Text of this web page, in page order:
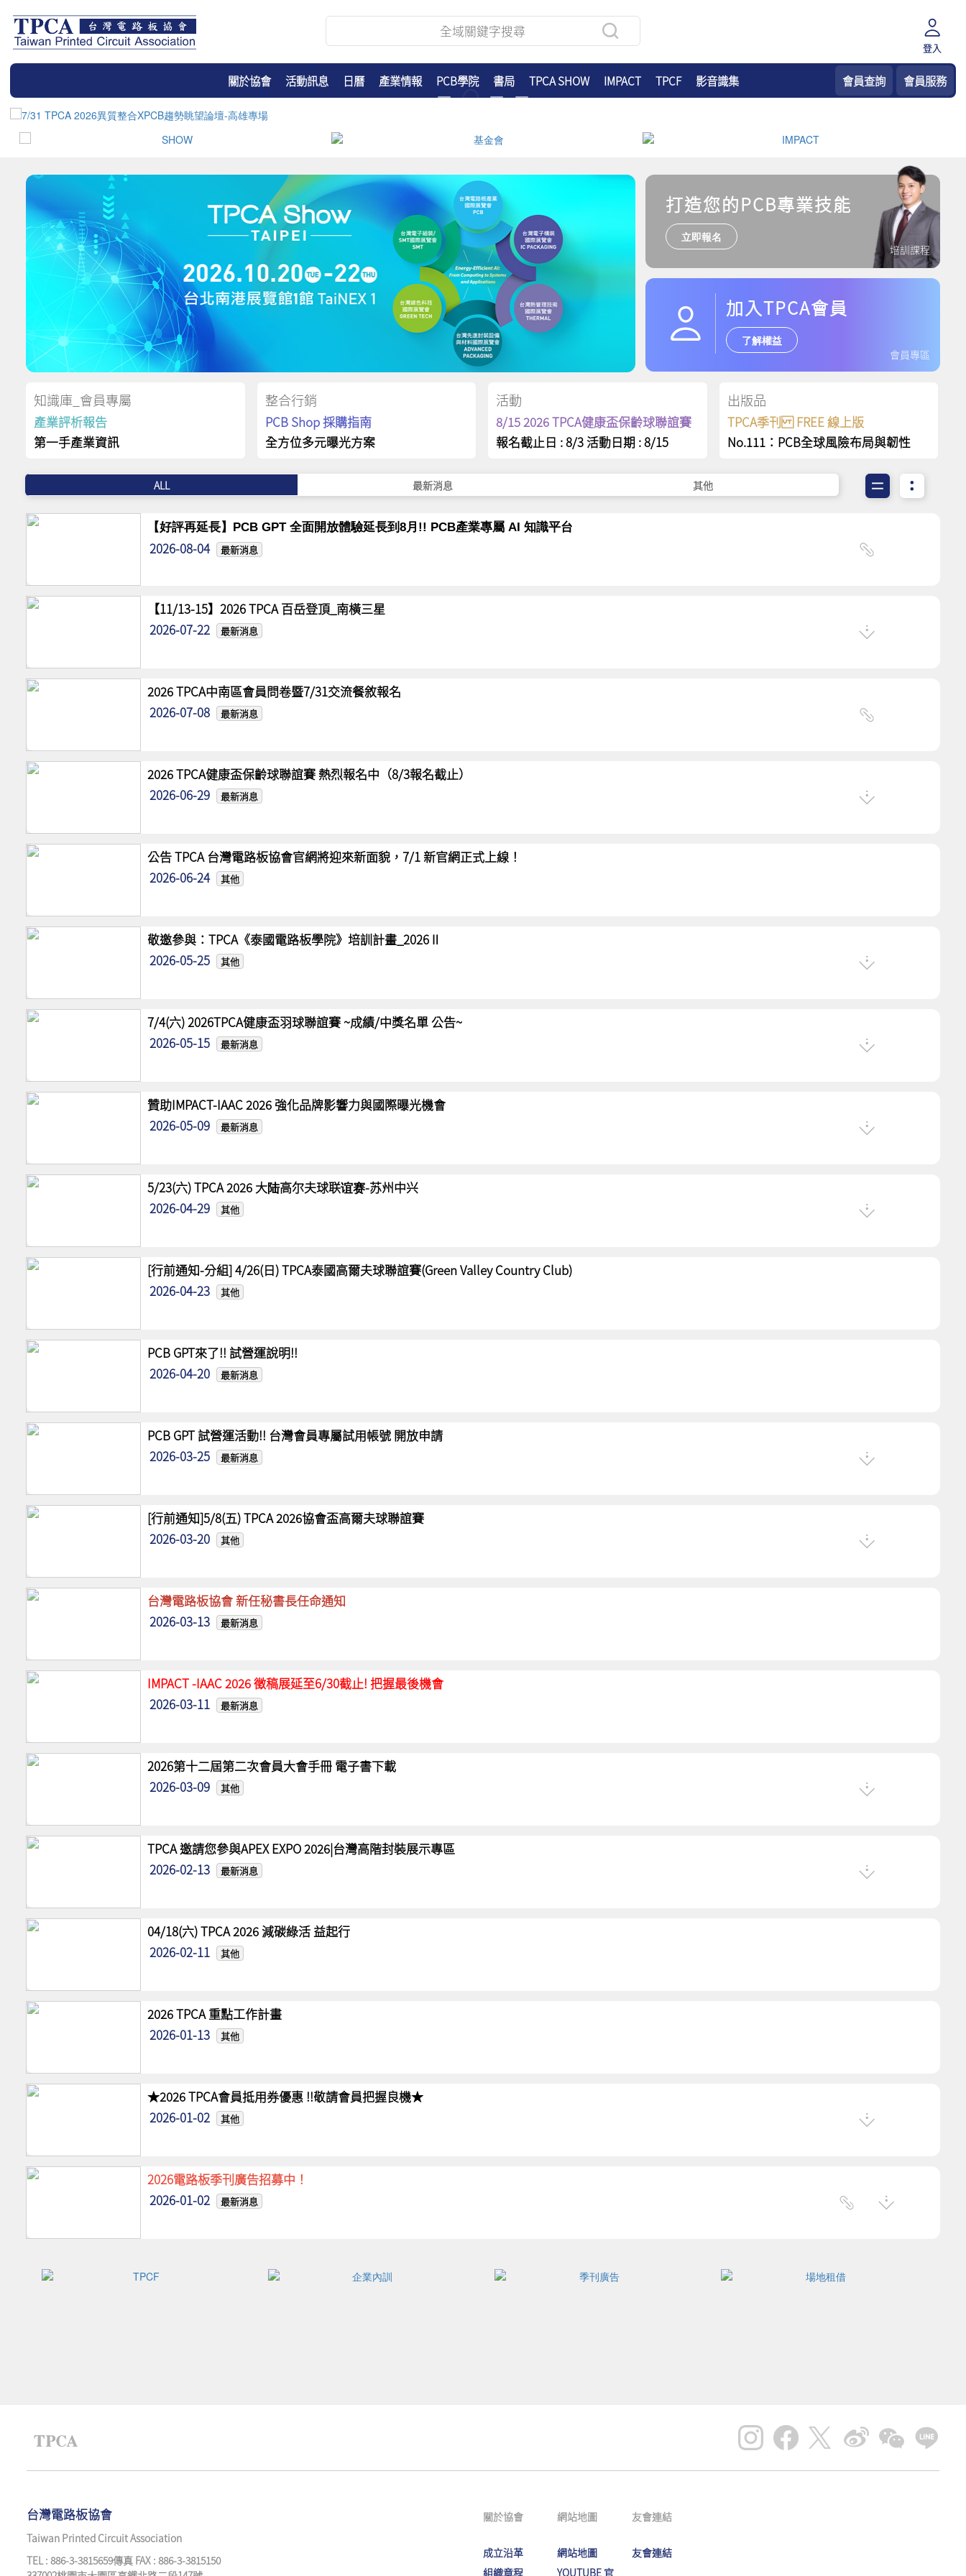
登入
關於協會 活動訊息 日曆 產業情報 PCB學院 書局 TPCA SHOW IMPACT TPCF 影音識集 會員查詢 會員服務
培訓課程
打造您的PCB專業技能
立即報名
加入TPCA會員
了解權益
會員專區
知識庫_會員專屬
產業評析報告
第一手產業資訊
整合行銷
PCB Shop 採購指南
全方位多元曝光方案
活動
8/15 2026 TPCA健康盃保齡球聯誼賽
報名截止日 : 8/3 活動日期 : 8/15
出版品
TPCA季刊 FREE 線上版
No.111：PCB全球風險布局與韌性
ALL 最新消息 其他
【好評再延長】PCB GPT 全面開放體驗延長到8月!! PCB產業專屬 AI 知識平台
2026-08-04 最新消息
【11/13-15】2026 TPCA 百岳登頂_南橫三星
2026-07-22
最新消息
2026 TPCA中南區會員問卷暨7/31交流餐敘報名
2026-07-08
最新消息
2026 TPCA健康盃保齡球聯誼賽 熱烈報名中（8/3報名截止）
2026-06-29
最新消息
公告 TPCA 台灣電路板協會官網將迎來新面貌，7/1 新官網正式上線！
2026-06-24
其他
敬邀參與：TPCA《泰國電路板學院》培訓計畫_2026Ⅱ
2026-05-25
其他
7/4(六) 2026TPCA健康盃羽球聯誼賽 ~成績/中獎名單 公告~
2026-05-15
最新消息
贊助IMPACT-IAAC 2026 強化品牌影響力與國際曝光機會
2026-05-09
最新消息
5/23(六) TPCA 2026 大陆高尔夫球联谊赛-苏州中兴
2026-04-29
其他
[行前通知-分組] 4/26(日) TPCA泰國高爾夫球聯誼賽(Green Valley Country Club)
2026-04-23
其他
PCB GPT來了!! 試營運說明!!
2026-04-20
最新消息
PCB GPT 試營運活動!! 台灣會員專屬試用帳號 開放申請
2026-03-25
最新消息
[行前通知]5/8(五) TPCA 2026協會盃高爾夫球聯誼賽
2026-03-20
其他
台灣電路板協會 新任秘書長任命通知
2026-03-13
最新消息
IMPACT -IAAC 2026 徵稿展延至6/30截止! 把握最後機會
2026-03-11
最新消息
2026第十二屆第二次會員大會手冊 電子書下載
2026-03-09
其他
TPCA 邀請您參與APEX EXPO 2026|台灣高階封裝展示專區
2026-02-13
最新消息
04/18(六) TPCA 2026 減碳綠活 益起行
2026-02-11
其他
2026 TPCA 重點工作計畫
2026-01-13
其他
★2026 TPCA會員抵用券優惠 !!敬請會員把握良機★
2026-01-02
其他
2026電路板季刊廣告招募中！
2026-01-02
最新消息
台灣電路板協會
Taiwan Printed Circuit Association
TEL : 886-3-3815659傳真 FAX : 886-3-3815150
關於協會
成立沿革
組織章程
網站地圖
網站地圖
YOUTUBE 官
友會連結
友會連結